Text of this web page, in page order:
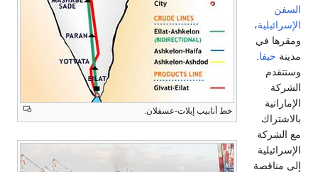
خط أنابيب إيلات-عسقلان.
السفن
الإسرائيلية،
ومقرها في
مدينة حيفا
وستتقدم
الشركة
الإماراتية
بالاشتراك
مع الشركة
الإسرائيلية
إلى مناقصة